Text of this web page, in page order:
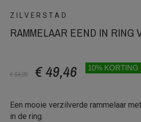
ZILVERSTAD
RAMMELAAR EEND IN RING
€ 54,95 € 49,46 10% KORTING
Een mooie verzilverde rammelaar
in de ring.